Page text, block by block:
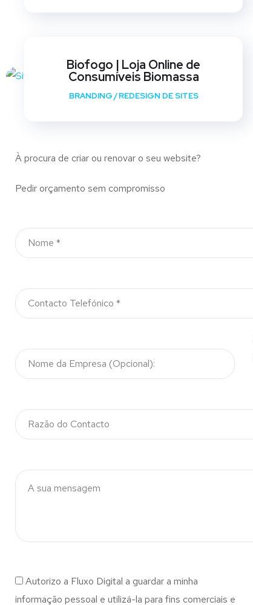
Biofogo | Loja Online de
Consumíveis Biomassa
BRANDING/REDESIGN DE SITES
À procura de criar ou renovar o seu website?
Pedir orçamento sem compromisso
Autorizo a Fluxo Digital a guardar a minha
informação pessoal e utilizá-la para fins comerciais e